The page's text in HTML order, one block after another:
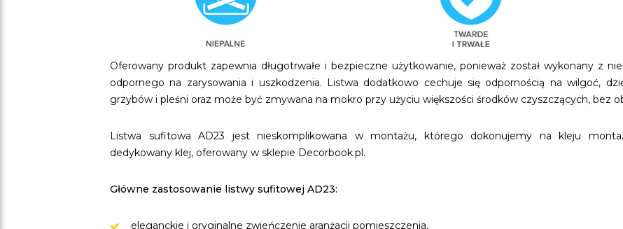
Oferowany produkt zapewnia długotrwałe i bezpieczne użytkowanie, ponieważ został wykonany z
odpornego na zarysowania i uszkodzenia. Listwa dodatkowo cechuje się odpornością na wilgoć,
grzybów i pleśni oraz może być zmywana na mokro przy użyciu większości środków czyszczących, bez
Listwa sufitowa AD23 jest nieskomplikowana w montażu, którego dokonujemy na kleju
dedykowany klej, oferowany w sklepie Decorbook.pl.
Główne zastosowanie listwy sufitowej AD23:
eleganckie i oryginalne zwieńczenie aranżacji pomieszczenia,